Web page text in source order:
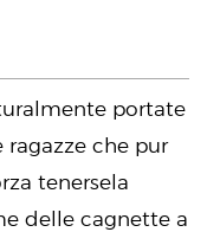
portate
che pur
tenersela
delle cagnette a